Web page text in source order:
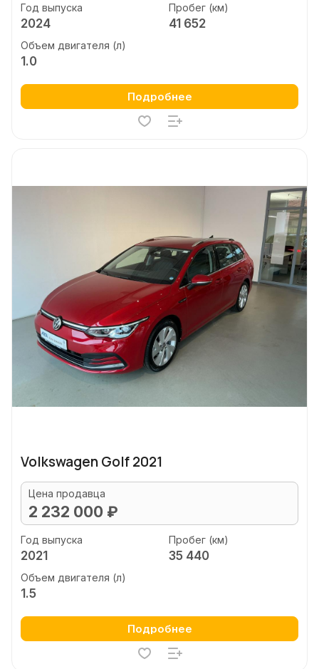
Год выпуска
2024
Пробег (км)
41 652
Объем двигателя (л)
1.0
Подробнее
Volkswagen Golf 2021
Цена продавца
2 232 000 ₽
Год выпуска
2021
Пробег (км)
35 440
Объем двигателя (л)
1.5
Подробнее